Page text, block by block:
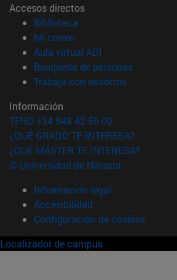
Accesos directos
Biblioteca
Mi correo(abre en nueva ventana)
Aula virtual ADI
Búsqueda de personas(abre en
Trabaja con nosotros(abre en
Información
TFNO +34 948 42 56 00
¿QUÉ GRADO TE INTERESA?
¿QUÉ MÁSTER TE INTERESA?
© Universidad de Navarra
Información legal
Accesibilidad
Configuración de cookies
Localizador de campus